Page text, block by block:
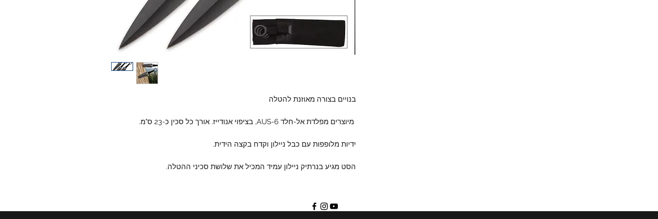
בנויים בצורה מאוזנת להטלה
מיוצרים מפלדת אל-חלד AUS-6, בציפוי אנודייז. אורך כל סכין כ-23 ס"מ.
ידיות מלופפות עם כבל ניילון וקדח בקצה הידית.
הסט מגיע בנרתיק ניילון עמיד המכיל את שלושת סכיני ההטלה.